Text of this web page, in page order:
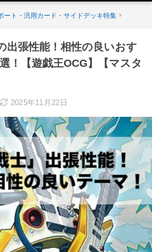
ート・汎用カード・サイドデッキ特集
出張性能！相性の良いおす
！【遊戯王OCG】【マスタ
2025年11月22日